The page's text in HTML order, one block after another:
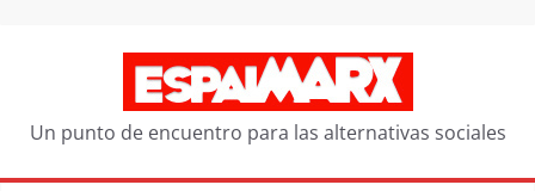
Un punto de encuentro para las alternativas sociales